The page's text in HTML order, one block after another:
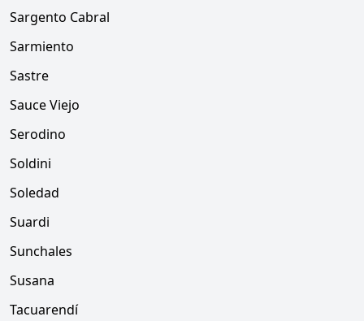
Sargento Cabral
Sarmiento
Sastre
Sauce Viejo
Serodino
Soldini
Soledad
Suardi
Sunchales
Susana
Tacuarendí